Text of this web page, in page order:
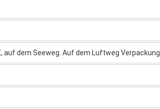
auf dem Seeweg. Auf dem Luftweg Verpackung